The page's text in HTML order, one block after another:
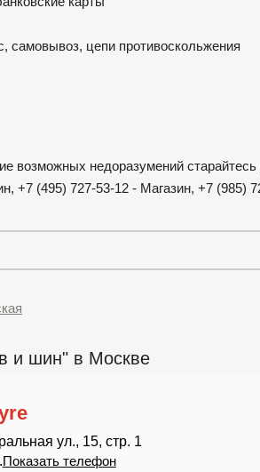
самовывоз, цепи противоскольжения
возможных недоразумений старайтесь
+7 (495) 727-53-12 - Магазин, +7 (985)
и шин" в Москве
ул., 15, стр. 1
Показать телефон